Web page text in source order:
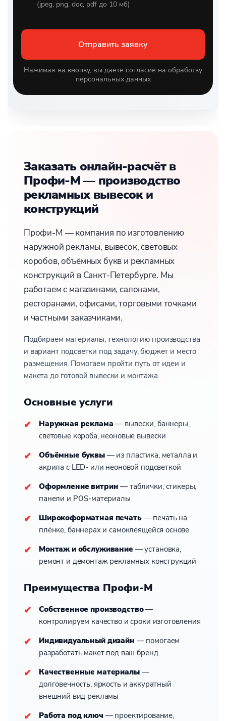
(jpeg, png, doc, pdf до 10 мб)
Отправить заявку
Нажимая на кнопку, вы даете согласие на обработку
персональных данных
Заказать онлайн-расчёт в
Профи-М — производство
рекламных вывесок и
конструкций
Профи-М — компания по изготовлению
наружной рекламы, вывесок, световых
коробов, объёмных букв и рекламных
конструкций в Санкт-Петербурге. Мы
работаем с магазинами, салонами,
ресторанами, офисами, торговыми точками
и частными заказчиками.
Подбираем материалы, технологию производства
и вариант подсветки под задачу, бюджет и место
размещения. Помогаем пройти путь от идеи и
макета до готовой вывески и монтажа.
Основные услуги
Наружная реклама — вывески, баннеры,
световые короба, неоновые вывески
Объёмные буквы— из пластика, металла и
акрила с LED- или неоновой подсветкой
Оформление витрин — таблички, стикеры,
панели и POS-материалы
Широкоформатная печать— печать на
плёнке, баннерах и самоклеящейся основе
Монтаж и обслуживание — установка,
ремонт и демонтаж рекламных конструкций
Преимущества Профи-М
Собственное производство—
контролируем качество и сроки изготовления
Индивидуальный дизайн — помогаем
разработать макет под ваш бренд
Качественные материалы—
долговечность, яркость и аккуратный
внешний вид рекламы
Работа под ключ — проектирование,